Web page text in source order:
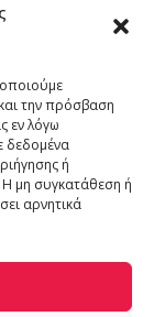
την πρόσβαση
εν λόγω
δεδομένα
ή
Η μη συγκατάθεση ή
αρνητικά